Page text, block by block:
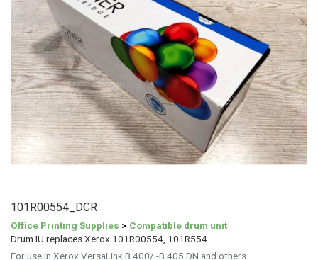
101R00554_DCR
Office Printing Supplies > Compatible drum unit
Drum IU replaces Xerox 101R00554, 101R554
For use in Xerox VersaLink B 400/ -B 405 DN and others